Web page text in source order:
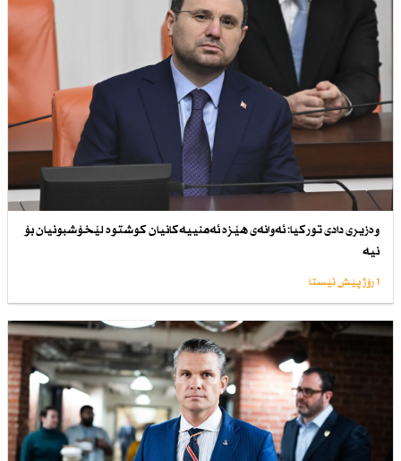
وەزیری دادی توركیا: ئەوانەی هێزە ئەمنییەكانیان كوشتوە لێخۆشبونیان بۆ
نیە
1 رۆژ پێش ئێستا